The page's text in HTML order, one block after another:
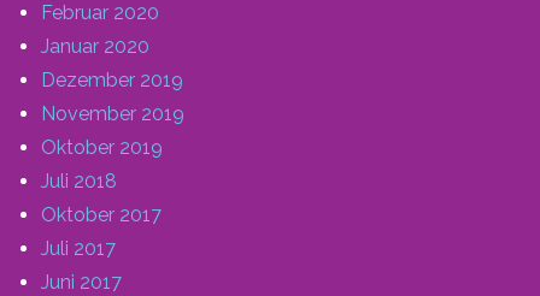
Februar 2020
Januar 2020
Dezember 2019
November 2019
Oktober 2019
Juli 2018
Oktober 2017
Juli 2017
Juni 2017